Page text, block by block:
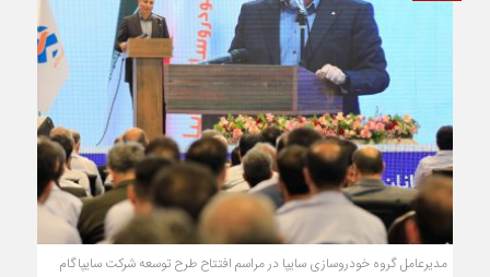
مدیرعامل گروه خودروسازی سایپا در مراسم افتتاح طرح توسعه شرکت سایپاگام